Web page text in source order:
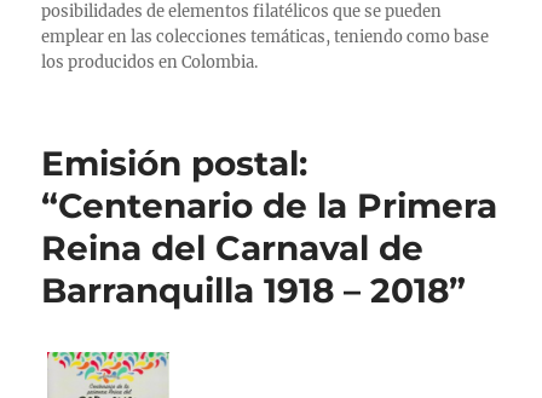
posibilidades de elementos filatélicos que se pueden
emplear en las colecciones temáticas, teniendo como base
los producidos en Colombia.
Emisión postal:
“Centenario de la Primera
Reina del Carnaval de
Barranquilla 1918 – 2018”